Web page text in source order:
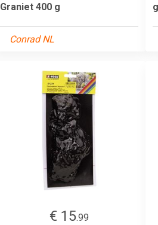
Graniet 400 g
Conrad NL
€ 15.99